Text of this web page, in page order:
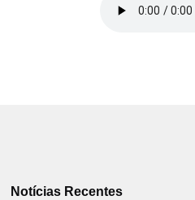
Notícias Recentes